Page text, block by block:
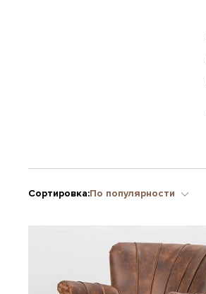
Сортировка:По популярности